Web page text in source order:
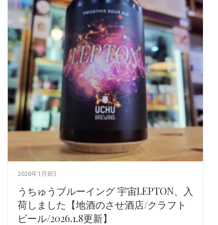
2026年1月8日
うちゅうブルーイング 宇宙LEPTON、入
荷しました【地酒のさせ酒店/クラフト
ビール/2026.1.8更新】